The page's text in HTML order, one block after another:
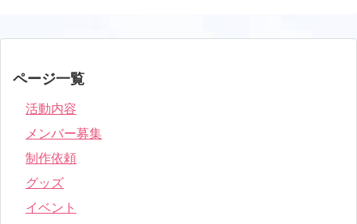
ページ一覧
活動内容
メンバー募集
制作依頼
グッズ
イベント